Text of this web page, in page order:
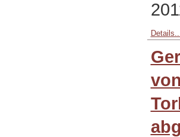
Details...